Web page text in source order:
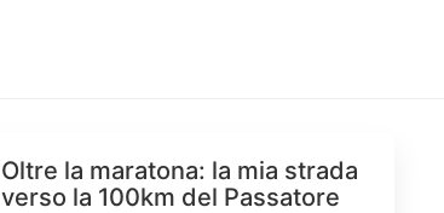
Oltre la maratona: la mia strada
verso la 100km del Passatore